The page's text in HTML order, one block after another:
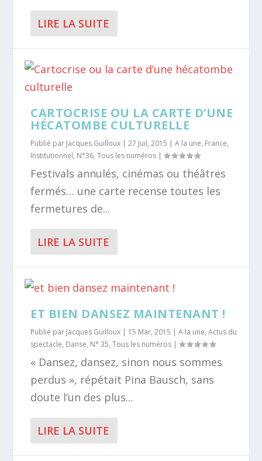
LIRE LA SUITE
CARTOCRISE OU LA CARTE D’UNE
HÉCATOMBE CULTURELLE
Publié par Jacques Guilloux |27 Juil, 2015 |A la une, France,
Institutionnel, N°36,Tous les numéros |
Festivals annulés, cinémas ou théâtres
fermés… une carte recense toutes les
fermetures de...
LIRE LA SUITE
ET BIEN DANSEZ MAINTENANT !
Publié par Jacques Guilloux | 15 Mar, 2015 |A la une,Actus du
spectacle, Danse, N° 35,Tous les numéros |
« Dansez, dansez, sinon nous sommes
perdus », répétait Pina Bausch, sans
doute l’un des plus...
LIRE LA SUITE